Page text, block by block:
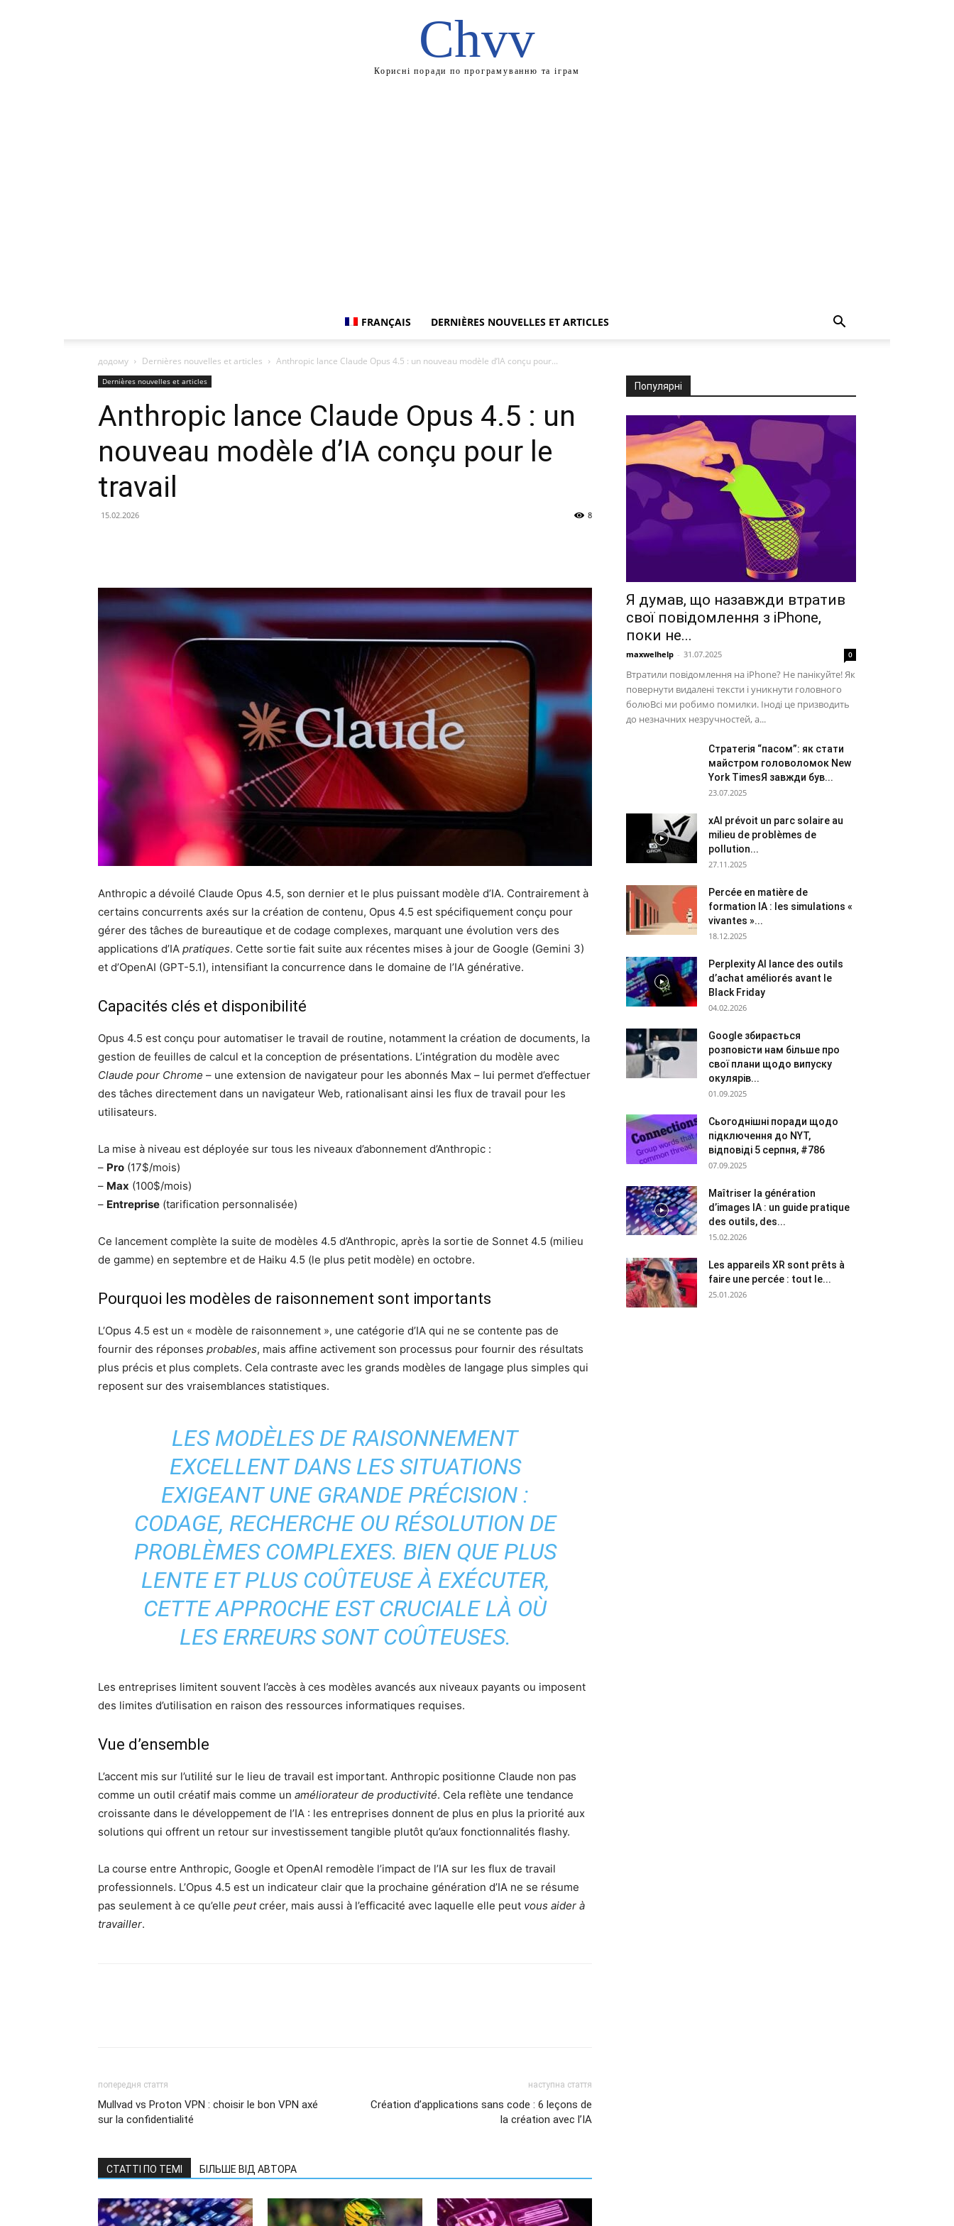
Chvv
Корисні поради по програмуванню та іграм
FRANÇAIS DERNIÈRES NOUVELLES ET ARTICLES
додому Dernières nouvelles et articles Anthropic lance Claude Opus 4.5 : un nouveau modèle d’IA conçu pour...
Dernières nouvelles et articles
Anthropic lance Claude Opus 4.5 : un
nouveau modèle d’IA conçu pour le
travail
15.02.2026 8
Anthropic a dévoilé Claude Opus 4.5, son dernier et le plus puissant modèle d’IA. Contrairement à
certains concurrents axés sur la création de contenu, Opus 4.5 est spécifiquement conçu pour
gérer des tâches de bureautique et de codage complexes, marquant une évolution vers des
applications d’IA pratiques. Cette sortie fait suite aux récentes mises à jour de Google (Gemini 3)
et d’OpenAI (GPT-5.1), intensifiant la concurrence dans le domaine de l’IA générative.
Capacités clés et disponibilité
Opus 4.5 est conçu pour automatiser le travail de routine, notamment la création de documents, la
gestion de feuilles de calcul et la conception de présentations. L’intégration du modèle avec
Claude pour Chrome – une extension de navigateur pour les abonnés Max – lui permet d’effectuer
des tâches directement dans un navigateur Web, rationalisant ainsi les flux de travail pour les
utilisateurs.
La mise à niveau est déployée sur tous les niveaux d’abonnement d’Anthropic :
– Pro (17$/mois)
– Max (100$/mois)
– Entreprise (tarification personnalisée)
Ce lancement complète la suite de modèles 4.5 d’Anthropic, après la sortie de Sonnet 4.5 (milieu
de gamme) en septembre et de Haiku 4.5 (le plus petit modèle) en octobre.
Pourquoi les modèles de raisonnement sont importants
L’Opus 4.5 est un « modèle de raisonnement », une catégorie d’IA qui ne se contente pas de
fournir des réponses probables, mais affine activement son processus pour fournir des résultats
plus précis et plus complets. Cela contraste avec les grands modèles de langage plus simples qui
reposent sur des vraisemblances statistiques.
LES MODÈLES DE RAISONNEMENT
EXCELLENT DANS LES SITUATIONS
EXIGEANT UNE GRANDE PRÉCISION :
CODAGE, RECHERCHE OU RÉSOLUTION DE
PROBLÈMES COMPLEXES. BIEN QUE PLUS
LENTE ET PLUS COÛTEUSE À EXÉCUTER,
CETTE APPROCHE EST CRUCIALE LÀ OÙ
LES ERREURS SONT COÛTEUSES.
Les entreprises limitent souvent l’accès à ces modèles avancés aux niveaux payants ou imposent
des limites d’utilisation en raison des ressources informatiques requises.
Vue d’ensemble
L’accent mis sur l’utilité sur le lieu de travail est important. Anthropic positionne Claude non pas
comme un outil créatif mais comme un améliorateur de productivité. Cela reflète une tendance
croissante dans le développement de l’IA : les entreprises donnent de plus en plus la priorité aux
solutions qui offrent un retour sur investissement tangible plutôt qu’aux fonctionnalités flashy.
La course entre Anthropic, Google et OpenAI remodèle l’impact de l’IA sur les flux de travail
professionnels. L’Opus 4.5 est un indicateur clair que la prochaine génération d’IA ne se résume
pas seulement à ce qu’elle peutcréer, mais aussi à l’efficacité avec laquelle elle peut vous aider à
travailler.
попередня стаття
Mullvad vs Proton VPN : choisir le bon VPN axé
sur la confidentialité
наступна стаття
Création d’applications sans code : 6 leçons de
la création avec l’IA
СТАТТІ ПО ТЕМІ БІЛЬШЕ ВІД АВТОРА
Популярні
Я думав, що назавжди втратив
свої повідомлення з iPhone,
поки не...
maxwelhelp - 31.07.2025 0
Втратили повідомлення на iPhone? Не панікуйте! Як
повернути видалені тексти і уникнути головного
болюВсі ми робимо помилки. Іноді це призводить
до незначних незручностей, а...
Стратегія “пасом”: як стати
майстром головоломок New
York TimesЯ завжди був...
23.07.2025
xAI prévoit un parc solaire au
milieu de problèmes de
pollution...
27.11.2025
Percée en matière de
formation IA : les simulations «
vivantes »...
18.12.2025
Perplexity AI lance des outils
d’achat améliorés avant le
Black Friday
04.02.2026
Google збирається
розповісти нам більше про
свої плани щодо випуску
окулярів...
01.09.2025
Сьогоднішні поради щодо
підключення до NYT,
відповіді 5 серпня, #786
07.09.2025
Maîtriser la génération
d’images IA : un guide pratique
des outils, des...
15.02.2026
Les appareils XR sont prêts à
faire une percée : tout le...
25.01.2026